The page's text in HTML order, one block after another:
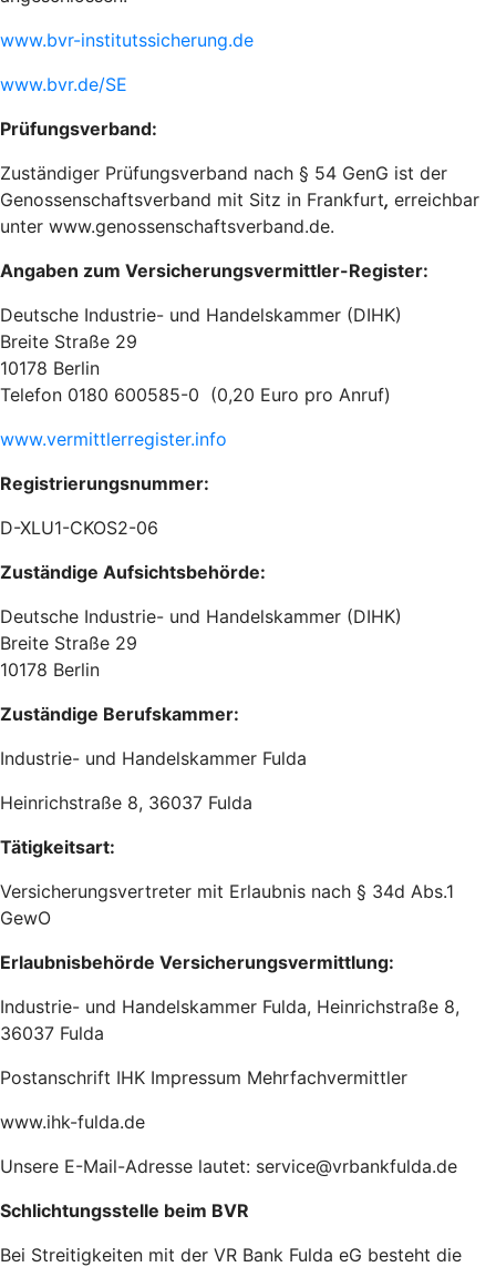
www.bvr-institutssicherung.de
www.bvr.de/SE
Prüfungsverband:
Zuständiger Prüfungsverband nach § 54 GenG ist der
Genossenschaftsverband mit Sitz in Frankfurt, erreichbar
unter www.genossenschaftsverband.de.
Angaben zum Versicherungsvermittler-Register:
Deutsche Industrie- und Handelskammer (DIHK)
Breite Straße 29
10178 Berlin
Telefon 0180 600585-0 (0,20 Euro pro Anruf)
www.vermittlerregister.info
Registrierungsnummer:
D-XLU1-CKOS2-06
Zuständige Aufsichtsbehörde:
Deutsche Industrie- und Handelskammer (DIHK)
Breite Straße 29
10178 Berlin
Zuständige Berufskammer:
Industrie- und Handelskammer Fulda
Heinrichstraße 8, 36037 Fulda
Tätigkeitsart:
Versicherungsvertreter mit Erlaubnis nach § 34d Abs.1
GewO
Erlaubnisbehörde Versicherungsvermittlung:
Industrie- und Handelskammer Fulda, Heinrichstraße 8,
36037 Fulda
Postanschrift IHK Impressum Mehrfachvermittler
www.ihk-fulda.de
Unsere E-Mail-Adresse lautet: service@vrbankfulda.de
Schlichtungsstelle beim BVR
Bei Streitigkeiten mit der VR Bank Fulda eG besteht die